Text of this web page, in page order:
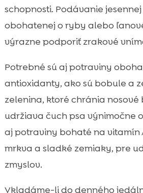
schopnosti. Podávanie
obohatenej o ryby alebo
výrazne podporiť zrakové
Potrebné sú aj potraviny
antioxidanty, ako sú bobule a
zelenina, ktoré chránia nosové
udržiava čuch psa výnimočne
aj potraviny bohaté na vitamín
mrkva a sladké zemiaky, pre
zmyslov.
Vkladáme-li do denného